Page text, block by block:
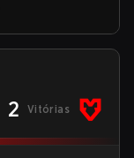
2 Vitórias